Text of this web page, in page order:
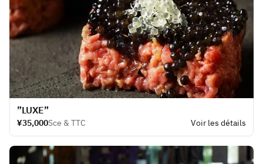
​”LUXE”
¥35,000Sce & TTC Voir les détails